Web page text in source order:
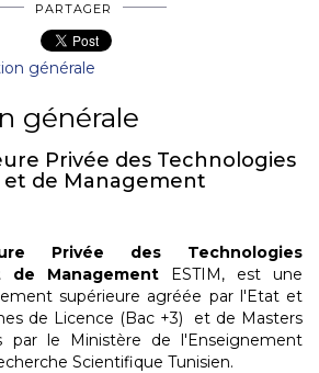
PARTAGER
générale
générale
Privée des Technologies
de Management
Privée des Technologies
de Management ESTIM, est une
supérieure agréée par l'Etat et
de Licence (Bac +3) et de Masters
par le Ministère de l'Enseignement
Scientifique Tunisien.